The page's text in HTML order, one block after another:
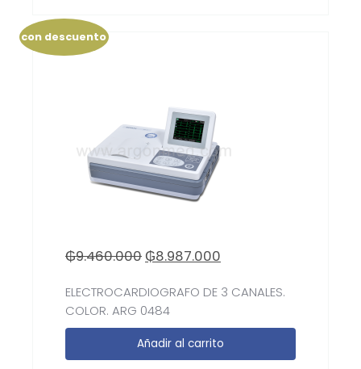
con descuento
₲9.460.000 ₲8.987.000
ELECTROCARDIOGRAFO DE 3 CANALES.
COLOR. ARG 0484
Añadir al carrito